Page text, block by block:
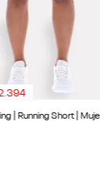
| Running Short |
.394